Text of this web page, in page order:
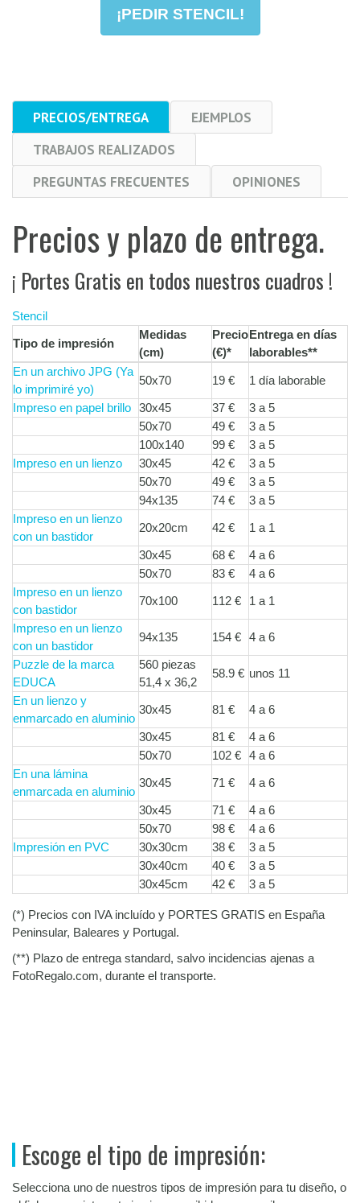
¡PEDIR STENCIL!
PRECIOS/ENTREGA
EJEMPLOS
TRABAJOS REALIZADOS
PREGUNTAS FRECUENTES
OPINIONES
Precios y plazo de entrega.
¡ Portes Gratis en todos nuestros cuadros !
Stencil
Tipo de impresión
Medidas
(cm)
Precio
(€)*
Entrega en días
laborables**
En un archivo JPG (Ya
lo imprimiré yo)
50x70 19 €
1 día laborable
Impreso en papel brillo 30x45 37 €
3 a 5
50x70
49 €
3 a 5
100x140
99 €
3 a 5
Impreso en un lienzo
30x45 42 €
3 a 5
50x70
49 €
3 a 5
94x135
74 €
3 a 5
Impreso en un lienzo
con un bastidor
20x20cm 42 €
1 a 1
30x45
68 €
4 a 6
50x70
83 €
4 a 6
Impreso en un lienzo
con bastidor
70x100 112 €
1 a 1
Impreso en un lienzo
con un bastidor
94x135 154 € 4 a 6
Puzzle de la marca
EDUCA
560 piezas
51,4 x 36,2
58.9 € unos 11
En un lienzo y
enmarcado en aluminio
30x45 81 €
4 a 6
30x45
81 €
4 a 6
50x70
102 € 4 a 6
En una lámina
enmarcada en aluminio
30x45 71 €
4 a 6
30x45
71 €
4 a 6
50x70
98 €
4 a 6
Impresión en PVC
30x30cm 38 €
3 a 5
30x40cm
40 €
3 a 5
30x45cm
42 € 3 a 5
(*) Precios con IVA incluído y PORTES GRATIS en España
Peninsular, Baleares y Portugal.
(**) Plazo de entrega standard, salvo incidencias ajenas a
FotoRegalo.com, durante el transporte.
Escoge el tipo de impresión:
Selecciona uno de nuestros tipos de impresión para tu diseño, o